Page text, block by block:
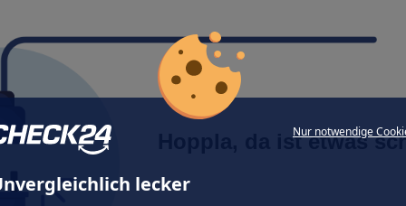
Nur notwendige
lecker
Hoppla, da ist etwas